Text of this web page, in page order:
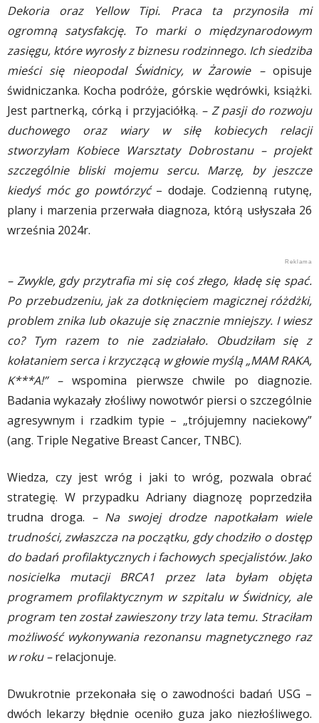
Dekoria oraz Yellow Tipi. Praca ta przynosiła mi
ogromną satysfakcję. To marki o międzynarodowym
zasięgu, które wyrosły z biznesu rodzinnego. Ich siedziba
mieści się nieopodal Świdnicy, w Żarowie –opisuje
świdniczanka. Kocha podróże, górskie wędrówki, książki.
Jest partnerką, córką i przyjaciółką. – Z pasji do rozwoju
duchowego oraz wiary w siłę kobiecych relacji
stworzyłam Kobiece Warsztaty Dobrostanu – projekt
szczególnie bliski mojemu sercu. Marzę, by jeszcze
kiedyś móc go powtórzyć– dodaje. Codzienną rutynę,
plany i marzenia przerwała diagnoza, którą usłyszała 26
września 2024r.
– Zwykle, gdy przytrafia mi się coś złego, kładę się spać.
Po przebudzeniu, jak za dotknięciem magicznej różdżki,
problem znika lub okazuje się znacznie mniejszy. I wiesz
co? Tym razem to nie zadziałało. Obudziłam się z
kołataniem serca i krzyczącą w głowie myślą „MAM RAKA,
K***A!” – wspomina pierwsze chwile po diagnozie.
Badania wykazały złośliwy nowotwór piersi o szczególnie
agresywnym i rzadkim typie – „trójujemny naciekowy”
(ang. Triple Negative Breast Cancer, TNBC).
Wiedza, czy jest wróg i jaki to wróg, pozwala obrać
strategię. W przypadku Adriany diagnozę poprzedziła
trudna droga. – Na swojej drodze napotkałam wiele
trudności, zwłaszcza na początku, gdy chodziło o dostęp
do badań profilaktycznych i fachowych specjalistów. Jako
nosicielka mutacji BRCA1 przez lata byłam objęta
programem profilaktycznym w szpitalu w Świdnicy, ale
program ten został zawieszony trzy lata temu. Straciłam
możliwość wykonywania rezonansu magnetycznego raz
w roku –relacjonuje.
Dwukrotnie przekonała się o zawodności badań USG –
dwóch lekarzy błędnie oceniło guza jako niezłośliwego.